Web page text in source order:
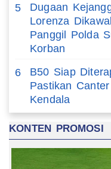
5
Dugaan
Lorenza
Panggil Polda
Korban
6
B50 Siap
Pastikan
Kendala